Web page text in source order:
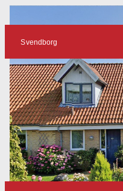
Svendborg